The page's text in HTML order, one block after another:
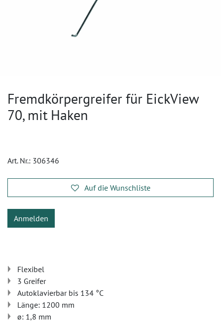
Fremdkörpergreifer für EickView
70, mit Haken
Art. Nr.: 306346
Auf die Wunschliste
Anmelden
Flexibel
3 Greifer
Autoklavierbar bis 134 °C
Länge: 1200 mm
ø: 1,8 mm